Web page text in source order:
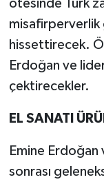
ötesinde Türk
misafirperverlik
hissettirecek.
Erdoğan ve
çektirecekler.
EL SANATI
Emine
sonrası